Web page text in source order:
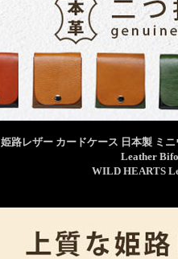
姫路レザー カードケース 日本製 ミ
Leather
WILD HEARTS